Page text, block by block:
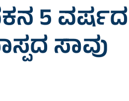
5 ವರ್ಷದ
ಸಾವು